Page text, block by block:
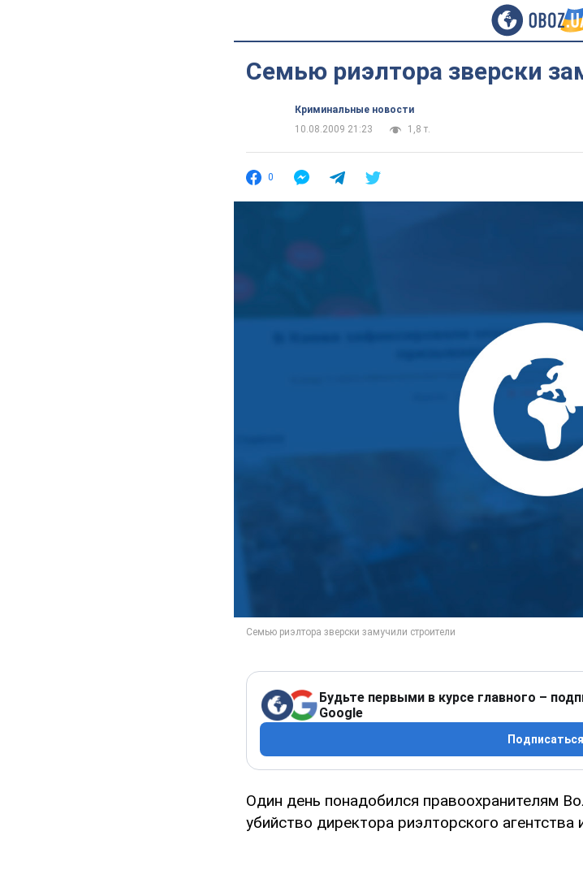
Семью риэлтора зверски
Криминальные новости
10.08.2009 21:23
1,8 т.
0
Будьте первыми в курсе главного –
Google
Подписаться
Один день понадобился правоохранителям
убийство директора риэлторского агентства